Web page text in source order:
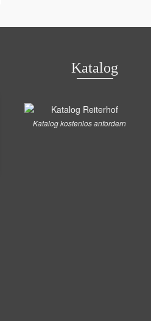
Katalog
Katalog kostenlos anfordern